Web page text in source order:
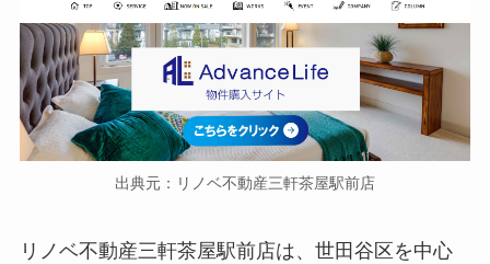
出典元：リノベ不動産三軒茶屋駅前店
リノベ不動産三軒茶屋駅前店は、世田谷区を中心